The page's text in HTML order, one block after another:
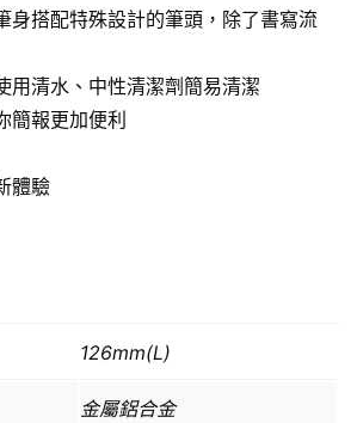
身搭配特殊設計的筆頭，除了書寫流
用清水、中性清潔劑簡易清潔
簡報更加便利
體驗
126mm(L)
金屬鋁合金